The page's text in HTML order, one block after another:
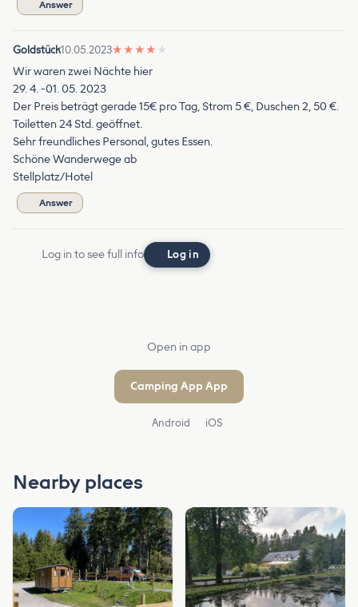
Answer
Goldstück10.05.2023★ ★ ★ ★ ★
Wir waren zwei Nächte hier
29. 4. -01. 05. 2023
Der Preis beträgt gerade 15€ pro Tag, Strom 5 €, Duschen 2, 50 €.
Toiletten 24 Std. geöffnet.
Sehr freundliches Personal, gutes Essen.
Schöne Wanderwege ab
Stellplatz/Hotel
Answer
Log in to see full info Log in
Open in app
Camping App App
Android iOS
Nearby places